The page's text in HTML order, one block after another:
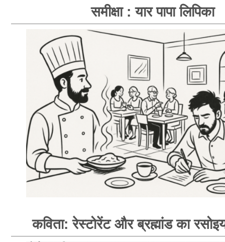
समीक्षा : यार पापा लिपिका
कविता: रेस्टोरेंट और ब्रह्मांड का